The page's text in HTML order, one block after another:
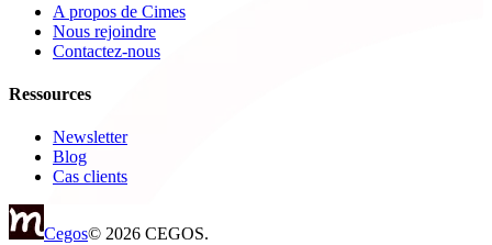
A propos de Cimes
Nous rejoindre
Contactez-nous
Ressources
Newsletter
Blog
Cas clients
Cegos© 2026 CEGOS.